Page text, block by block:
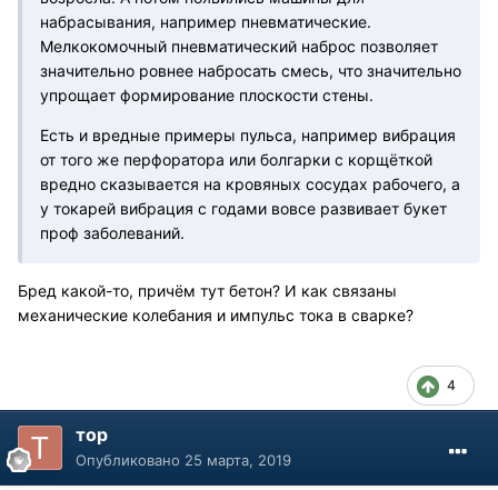
набрасывания, например пневматические.
Мелкокомочный пневматический наброс позволяет
значительно ровнее набросать смесь, что значительно
упрощает формирование плоскости стены.
Есть и вредные примеры пульса, например вибрация
от того же перфоратора или болгарки с корщёткой
вредно сказывается на кровяных сосудах рабочего, а
у токарей вибрация с годами вовсе развивает букет
проф заболеваний.
Бред какой-то, причём тут бетон? И как связаны
механические колебания и импульс тока в сварке?
4
тор
Опубликовано 25 марта, 2019